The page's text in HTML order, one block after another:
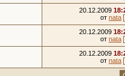
20.12.2009
от nata
20.12.2009
от nata
20.12.2009
от nata